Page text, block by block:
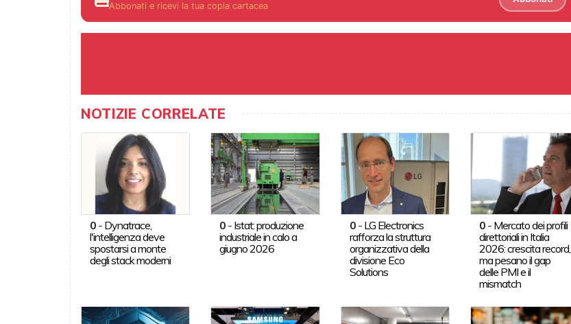
Abbonati e ricevi la tua copia cartacea
NOTIZIE CORRELATE
0- Dynatrace,
l'intelligenza deve
spostarsi a monte
degli stack moderni
0 - Istat: produzione
industriale in calo a
giugno 2026
0- LG Electronics
rafforza la struttura
organizzativa della
divisione Eco
Solutions
0 - Mercato dei profili
direttoriali in Italia
2026: crescita record,
ma pesano il gap
delle PMI e il
mismatch